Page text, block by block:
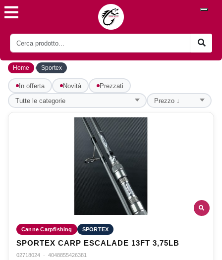
Home › Sportex
In offerta Novità Prezzati
Canne Carpfishing SPORTEX
SPORTEX CARP ESCALADE 13FT 3,75LB
02718024 · 4048855426381